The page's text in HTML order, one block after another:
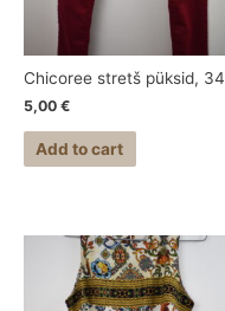
Chicoree stretš püksid, 34
5,00 €
Add to cart